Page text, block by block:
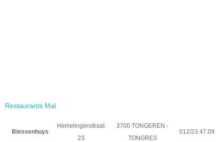
Restaurants Mal
Biessenhuys
Hemelingenstraat
23
3700 TONGEREN -
TONGRES
012/23.47.09